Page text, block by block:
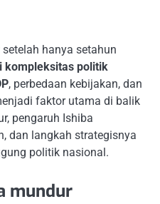
setelah hanya setahun
kompleksitas politik
, perbedaan kebijakan, dan
faktor utama di balik
pengaruh Ishiba
dan langkah strategisnya
politik nasional.
mundur